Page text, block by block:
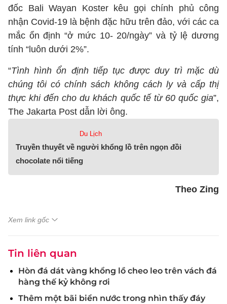
đốc Bali Wayan Koster kêu gọi chính phủ công
nhận Covid-19 là bệnh đặc hữu trên đảo, với các ca
mắc ổn định “ở mức 10- 20/ngày” và tỷ lệ dương
tính “luôn dưới 2%”.
“Tình hình ổn định tiếp tục được duy trì mặc dù
chúng tôi có chính sách không cách ly và cấp thị
thực khi đến cho du khách quốc tế từ 60 quốc gia”,
The Jakarta Post dẫn lời ông.
Du Lịch
Truyền thuyết về người khổng lồ trên ngọn đồi
chocolate nổi tiếng
Theo Zing
Xem link gốc
Tin liên quan
Hòn đá dát vàng khổng lồ cheo leo trên vách đá
hàng thế kỷ không rơi
Thêm một bãi biển nước trong nhìn thấy đáy